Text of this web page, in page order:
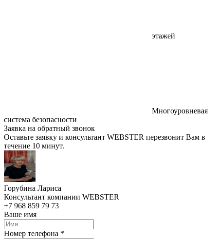
этажей
Многоуровневая
система безопасности
Заявка на обратный звонок
Оставьте заявку и консультант WEBSTER перезвонит Вам в
течение 10 минут.
Горубина Лариса
Консультант компании WEBSTER
+7 968 859 79 73
Ваше имя
Номер телефона *